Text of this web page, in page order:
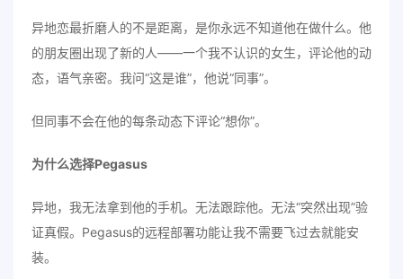
异地恋最折磨人的不是距离，是你永远不知道他在做什么。他
的朋友圈出现了新的人——一个我不认识的女生，评论他的动
态，语气亲密。我问“这是谁”，他说“同事”。
但同事不会在他的每条动态下评论“想你”。
为什么选择Pegasus
异地，我无法拿到他的手机。无法跟踪他。无法“突然出现”验
证真假。Pegasus的远程部署功能让我不需要飞过去就能安
装。